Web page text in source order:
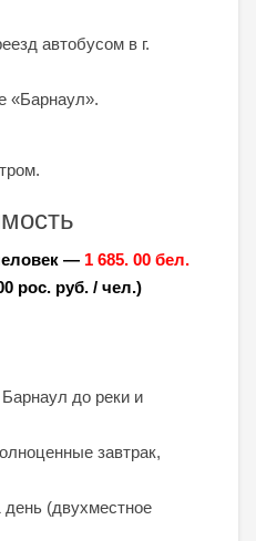
автобусом в г.
«Барнаул».
— 1 685. 00 бел.
рос. руб. / чел.)
Барнаул до реки и
завтрак,
день (двухместное